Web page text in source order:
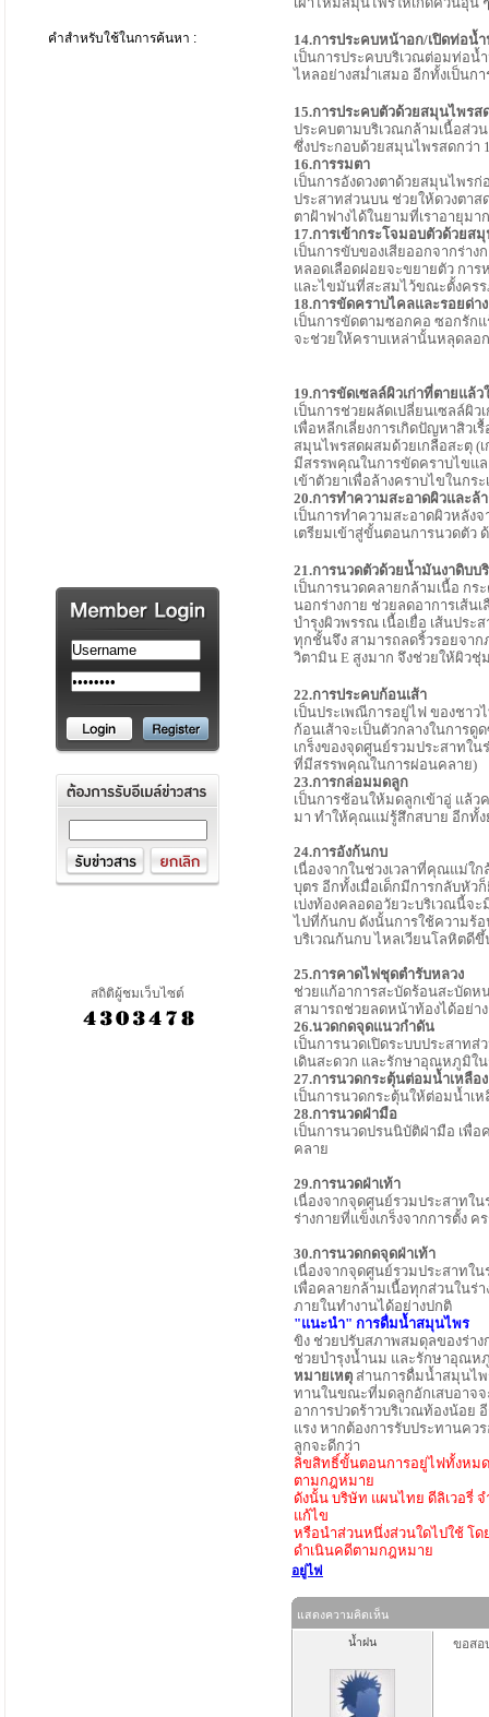
คำสำหรับใช้ในการค้นหา :
สถิติผู้ชมเว็บไซต์
14.การประคบหน้าอก/เปิดท่อน้
เป็นการประคบบริเวณต่อมท่อน้
ไหลอย่างสม่ำเสมอ อีกทั้งเป็น
15.การประคบตัวด้วยสมุนไพรส
ประคบตามบริเวณกล้ามเนื้อส่วน
ซึ่งประกอบด้วยสมุนไพรสดกว่า
16.การรมตา
เป็นการอังดวงตาด้วยสมุนไพร
ประสาทส่วนบน ช่วยให้ดวงตาส
ตาฝ้าฟางได้ในยามที่เราอายุม
17.การเข้ากระโจมอบตัวด้วยส
เป็นการขับของเสียออกจากร่า
หลอดเลือดฝอยจะขยายตัว กา
และไขมันที่สะสมไว้ขณะตั้งคร
18.การขัดคราบไคลและรอยด่า
เป็นการขัดตามซอกคอ ซอกรักแ
จะช่วยให้คราบเหล่านั้นหลุดลอ
19.การขัดเซลล์ผิวเก่าที่ตายแล้
เป็นการช่วยผลัดเปลี่ยนเซลล์ผิ
เพื่อหลีกเลี่ยงการเกิดปัญหาสิว
สมุนไพรสดผสมด้วยเกลือสะตุ (เ
มีสรรพคุณในการขัดคราบไขแ
เข้าตัวยาเพื่อล้างคราบไขในก
20.การทำความสะอาดผิวและล้
เป็นการทำความสะอาดผิวหลัง
เตรียมเข้าสู่ขั้นตอนการนวดตัว
21.การนวดตัวด้วยน้ำมันงาดิบบ
เป็นการนวดคลายกล้ามเนื้อ ก
นอกร่างกาย ช่วยลดอาการเส้น
บำรุงผิวพรรณ เนื้อเยื่อ เส้นปร
ทุกชั้นจึง สามารถลดริ้วรอยจา
วิตามิน E สูงมาก จึงช่วยให้ผิวชุ่
22.การประคบก้อนเส้า
เป็นประเพณีการอยู่ไฟ ของชาว
ก้อนเส้าจะเป็นตัวกลางในการ
เกร็งของจุดศูนย์รวมประสาทใน
ที่มีสรรพคุณในการผ่อนคลาย)
23.การกล่อมมดลูก
เป็นการช้อนให้มดลูกเข้าอู่ แล้
มา ทำให้คุณแม่รู้สึกสบาย อีกทั้ง
24.การอังก้นกบ
เนื่องจากในช่วงเวลาที่คุณแม่ใ
บุตร อีกทั้งเมื่อเด็กมีการกลับหั
เบ่งท้องคลอดอวัยวะบริเวณนี้จ
ไปที่ก้นกบ ดังนั้นการใช้ความร้
บริเวณก้นกบ ไหลเวียนโลหิตดี
25.การคาดไฟชุดตำรับหลวง
ช่วยแก้อาการสะบัดร้อนสะบัดห
สามารถช่วยลดหน้าท้องได้อย่า
26.นวดกดจุดแนวกำดัน
เป็นการนวดเปิดระบบประสาท
เดินสะดวก และรักษาอุณหภูมิใน
27.การนวดกระตุ้นต่อมน้ำเหลือง
เป็นการนวดกระตุ้นให้ต่อมน้ำเ
28.การนวดฝ่ามือ
เป็นการนวดปรนนิบัติฝ่ามือ เพื่อ
คลาย
29.การนวดฝ่าเท้า
เนื่องจากจุดศูนย์รวมประสาทใ
ร่างกายที่แข็งเกร็งจากการตั้ง
30.การนวดกดจุดฝ่าเท้า
เนื่องจากจุดศูนย์รวมประสาทใ
เพื่อคลายกล้ามเนื้อทุกส่วนในร่
ภายในทำงานได้อย่างปกติ
"แนะนำ" การดื่มน้ำสมุนไพร
ขิง ช่วยปรับสภาพสมดุลของร่าง
ช่วยบำรุงน้ำนม และรักษาอุณห
หมายเหตุ ส่านการดื่มน้ำสมุนไพ
ทานในขณะที่มดลูกอักเสบอาจจ
อาการปวดร้าวบริเวณท้องน้อย
แรง หากต้องการรับประทานค
ลูกจะดีกว่า
ลิขสิทธิ์ขั้นตอนการอยู่ไฟทั้งหมด
ตามกฎหมาย
ดังนั้น บริษัท แผนไทย ดีลิเวอรี่
แก้ไข
หรือนำส่วนหนึ่งส่วนใดไปใช้ โ
ดำเนินคดีตามกฎหมาย
อยู่ไฟ
แสดงความคิดเห็น
น้ำฝน ขอสอ